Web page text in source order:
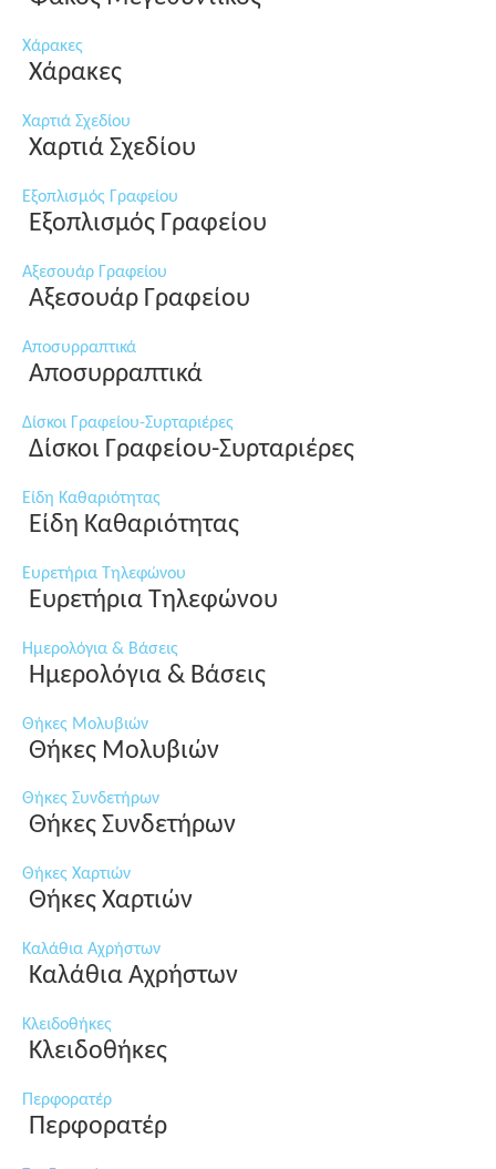
Χάρακες
Χάρακες
Χαρτιά Σχεδίου
Χαρτιά Σχεδίου
Εξοπλισμός Γραφείου
Εξοπλισμός Γραφείου
Αξεσουάρ Γραφείου
Αξεσουάρ Γραφείου
Αποσυρραπτικά
Αποσυρραπτικά
Δίσκοι Γραφείου-Συρταριέρες
Δίσκοι Γραφείου-Συρταριέρες
Είδη Καθαριότητας
Είδη Καθαριότητας
Ευρετήρια Τηλεφώνου
Ευρετήρια Τηλεφώνου
Ημερολόγια & Βάσεις
Ημερολόγια & Βάσεις
Θήκες Μολυβιών
Θήκες Μολυβιών
Θήκες Συνδετήρων
Θήκες Συνδετήρων
Θήκες Χαρτιών
Θήκες Χαρτιών
Καλάθια Αχρήστων
Καλάθια Αχρήστων
Κλειδοθήκες
Κλειδοθήκες
Περφορατέρ
Περφορατέρ